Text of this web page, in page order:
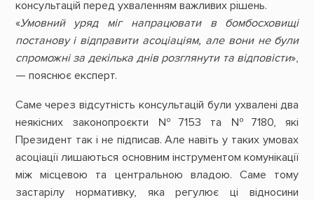
консультацій перед ухваленням важливих рішень.
«Умовний уряд міг напрацювати в бомбосховищі
постанову і відправити асоціаціям, але вони не були
спроможні за декілька днів розглянути та відповісти»,
— пояснює експерт.
Саме через відсутність консультацій були ухвалені два
неякісних законопроєкти №7153 та №7180, які
Президент так і не підписав. Але навіть у таких умовах
асоціації лишаються основним інструментом комунікації
між місцевою та центральною владою. Саме тому
застарілу нормативку, яка регулює ці відносини